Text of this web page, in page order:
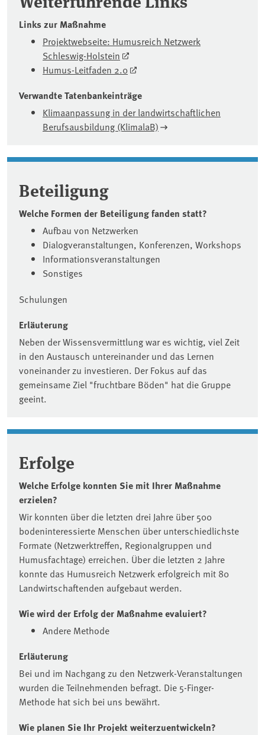
Links zur Maßnahme
Projektwebseite: Humusreich Netzwerk
Schleswig-Holstein
Humus-Leitfaden 2.0
Verwandte Tatenbankeinträge
Klimaanpassung in der landwirtschaftlichen
Berufsausbildung (KlimalaB)
Beteiligung
Welche Formen der Beteiligung fanden statt?
Aufbau von Netzwerken
Dialogveranstaltungen, Konferenzen, Workshops
Informationsveranstaltungen
Sonstiges
Schulungen
Erläuterung
Neben der Wissensvermittlung war es wichtig, viel Zeit
in den Austausch untereinander und das Lernen
voneinander zu investieren. Der Fokus auf das
gemeinsame Ziel "fruchtbare Böden" hat die Gruppe
geeint.
Erfolge
Welche Erfolge konnten Sie mit Ihrer Maßnahme
erzielen?
Wir konnten über die letzten drei Jahre über 500
bodeninteressierte Menschen über unterschiedlichste
Formate (Netzwerktreffen, Regionalgruppen und
Humusfachtage) erreichen. Über die letzten 2 Jahre
konnte das Humusreich Netzwerk erfolgreich mit 80
Landwirtschaftenden aufgebaut werden.
Wie wird der Erfolg der Maßnahme evaluiert?
Andere Methode
Erläuterung
Bei und im Nachgang zu den Netzwerk-Veranstaltungen
wurden die Teilnehmenden befragt. Die 5-Finger-
Methode hat sich bei uns bewährt.
Wie planen Sie Ihr Projekt weiterzuentwickeln?